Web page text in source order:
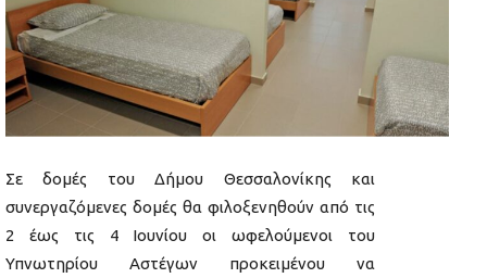
Σε δομές του Δήμου Θεσσαλονίκης και
συνεργαζόμενες δομές θα φιλοξενηθούν από τις
2 έως τις 4 Ιουνίου οι ωφελούμενοι του
Υπνωτηρίου Αστέγων προκειμένου να